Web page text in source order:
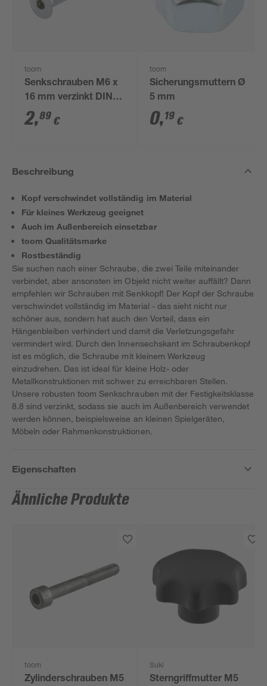
toom
Senkschrauben M6 x
16 mm verzinkt DIN
7991 6 Stück
2,89 €
toom
Sicherungsmuttern Ø
5 mm
0,19 €
Beschreibung
Kopf verschwindet vollständig im Material
Für kleines Werkzeug geeignet
Auch im Außenbereich einsetzbar
toom Qualitätsmarke
Rostbeständig
Sie suchen nach einer Schraube, die zwei Teile miteinander
verbindet, aber ansonsten im Objekt nicht weiter auffällt? Dann
empfehlen wir Schrauben mit Senkkopf! Der Kopf der Schraube
verschwindet vollständig im Material - das sieht nicht nur
schöner aus, sondern hat auch den Vorteil, dass ein
Hängenbleiben verhindert und damit die Verletzungsgefahr
vermindert wird. Durch den Innensechskant im Schraubenkopf
ist es möglich, die Schraube mit kleinem Werkzeug
einzudrehen. Das ist ideal für kleine Holz- oder
Metallkonstruktionen mit schwer zu erreichbaren Stellen.
Unsere robusten toom Senkschrauben mit der Festigkeitsklasse
8.8 sind verzinkt, sodass sie auch im Außenbereich verwendet
werden können, beispielsweise an kleinen Spielgeräten,
Möbeln oder Rahmenkonstruktionen.
Eigenschaften
Ähnliche Produkte
toom
Zylinderschrauben M5
Suki
Sterngriffmutter M5